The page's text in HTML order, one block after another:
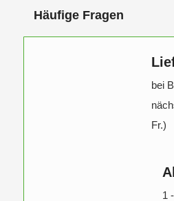
Häufige Fragen
bei
Fr.)
1